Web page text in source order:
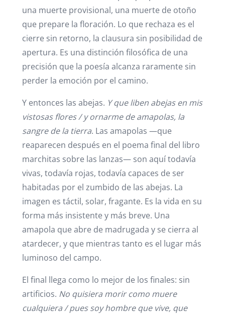
una muerte provisional, una muerte de otoño
que prepare la floración. Lo que rechaza es el
cierre sin retorno, la clausura sin posibilidad de
apertura. Es una distinción filosófica de una
precisión que la poesía alcanza raramente sin
perder la emoción por el camino.
Y entonces las abejas. Y que liben abejas en mis
vistosas flores / y ornarme de amapolas, la
sangre de la tierra. Las amapolas —que
reaparecen después en el poema final del libro
marchitas sobre las lanzas— son aquí todavía
vivas, todavía rojas, todavía capaces de ser
habitadas por el zumbido de las abejas. La
imagen es táctil, solar, fragante. Es la vida en su
forma más insistente y más breve. Una
amapola que abre de madrugada y se cierra al
atardecer, y que mientras tanto es el lugar más
luminoso del campo.
El final llega como lo mejor de los finales: sin
artificios. No quisiera morir como muere
cualquiera / pues soy hombre que vive, que